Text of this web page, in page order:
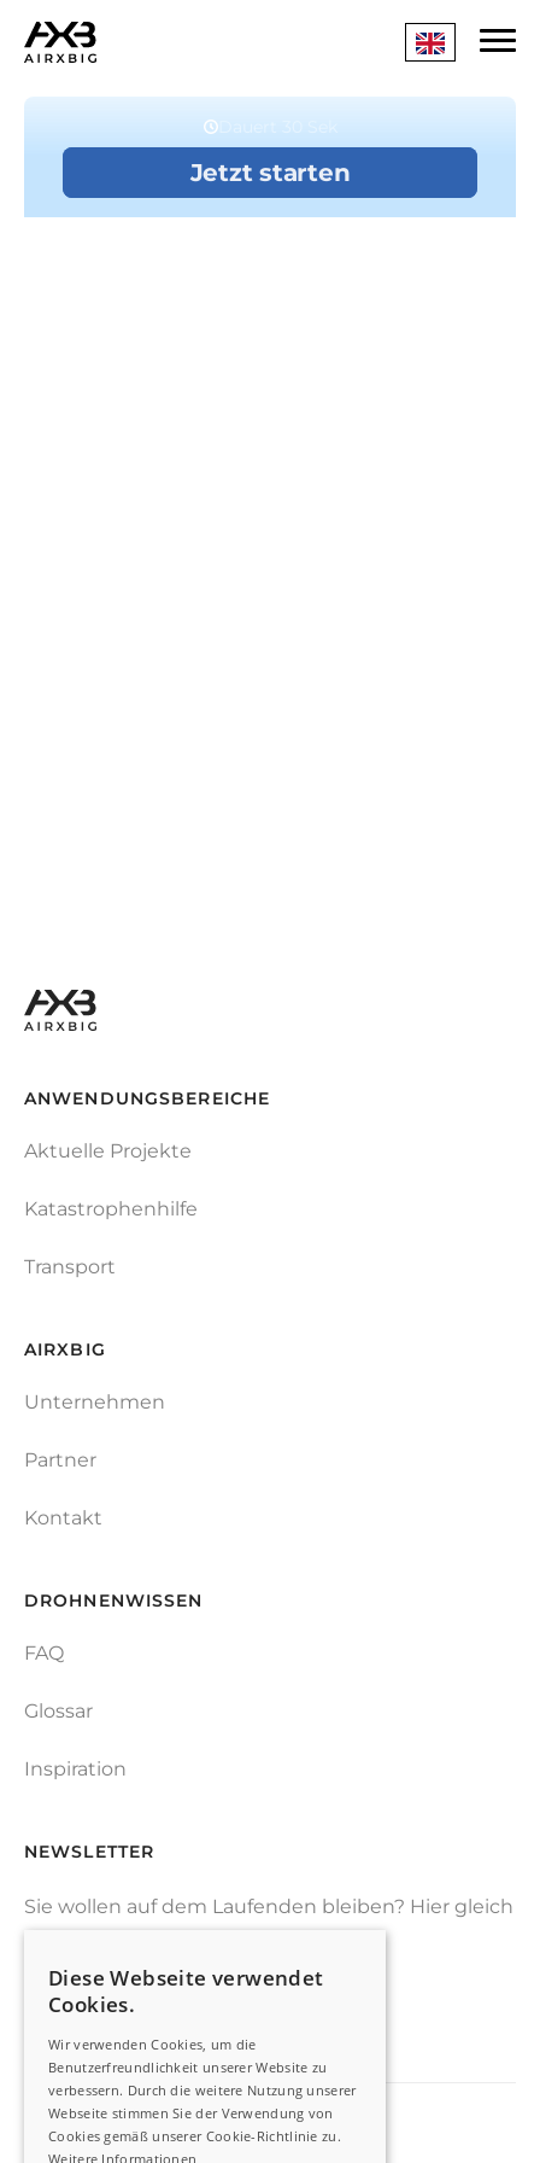
ANWENDUNGSBEREICHE
Aktuelle Projekte
Katastrophenhilfe
Transport
AIRXBIG
Unternehmen
Partner
Kontakt
DROHNENWISSEN
FAQ
Glossar
Inspiration
NEWSLETTER
Sie wollen auf dem Laufenden bleiben? Hier gleich
JETZT ANMELDEN
Impressum
Diese Webseite verwendet
Cookies.
Wir verwenden Cookies, um die
Benutzerfreundlichkeit unserer Website zu
verbessern. Durch die weitere Nutzung unserer
Webseite stimmen Sie der Verwendung von
Cookies gemäß unserer Cookie-Richtlinie zu.
Weitere Informationen